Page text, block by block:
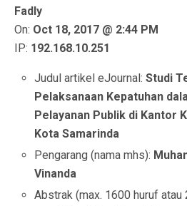
Fadly
On: Oct 18, 2017 @ 2:44 PM
IP: 192.168.10.251
Judul artikel eJournal:Studi
Pelaksanaan Kepatuhan
Pelayanan Publik di Kantor
Kota Samarinda
Pengarang (nama mhs):
Vinanda
Abstrak (max. 1600 huruf